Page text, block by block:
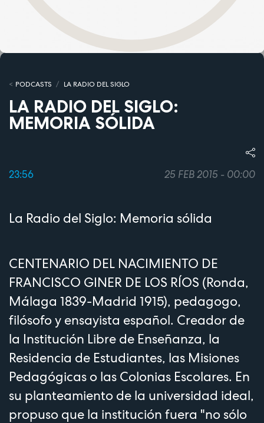
PODCASTS LA RADIO DEL SIGLO
LA RADIO DEL SIGLO:
MEMORIA SÓLIDA
23:56 25 FEB 2015 - 00:00
La Radio del Siglo: Memoria sólida
CENTENARIO DEL NACIMIENTO DE
FRANCISCO GINER DE LOS RÍOS (Ronda,
Málaga 1839-Madrid 1915), pedagogo,
filósofo y ensayista español. Creador de
la Institución Libre de Enseñanza, la
Residencia de Estudiantes, las Misiones
Pedagógicas o las Colonias Escolares. En
su planteamiento de la universidad ideal,
propuso que la institución fuera "no sólo